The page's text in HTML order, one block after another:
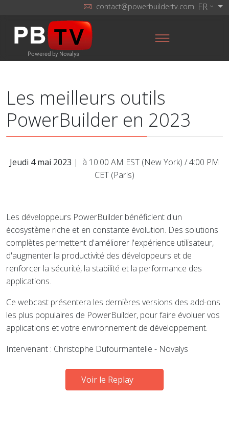
FR
contact@powerbuildertv.com
Les meilleurs outils
PowerBuilder en 2023
Jeudi 4 mai 2023 | à 10:00 AM EST (New York) / 4:00 PM
CET (Paris)
Les développeurs PowerBuilder bénéficient d'un
écosystème riche et en constante évolution. Des solutions
complètes permettent d'améliorer l'expérience utilisateur,
d'augmenter la productivité des développeurs et de
renforcer la sécurité, la stabilité et la performance des
applications.
Ce webcast présentera les dernières versions des add-ons
les plus populaires de PowerBuilder, pour faire évoluer vos
applications et votre environnement de développement.
Intervenant : Christophe Dufourmantelle - Novalys
Voir le Replay